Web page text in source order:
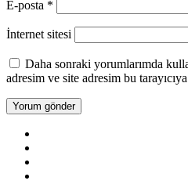
E-posta *
İnternet sitesi
Daha sonraki yorumlarımda
adresim ve site adresim bu